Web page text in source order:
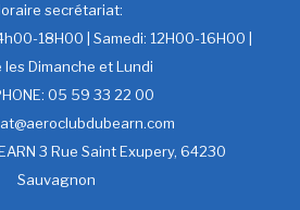
secrétariat:
18H00 | Samedi: 12H00-16H00 |
les Dimanche et Lundi
05 59 33 22 00
3 Rue Saint Exupery, 64230
Sauvagnon